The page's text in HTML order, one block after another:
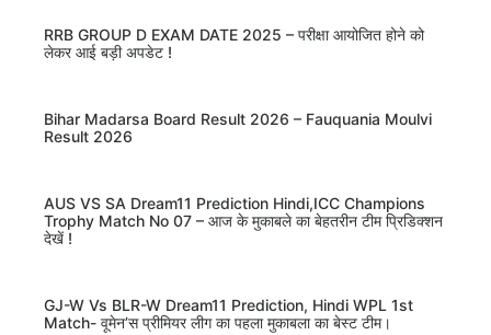
RRB GROUP D EXAM DATE 2025 – परीक्षा आयोजित होने को
लेकर आई बड़ी अपडेट !
Bihar Madarsa Board Result 2026 – Fauquania Moulvi
Result 2026
AUS VS SA Dream11 Prediction Hindi,ICC Champions
Trophy Match No 07 – आज के मुकाबले का बेहतरीन टीम प्रिडिक्शन
देखें !
GJ-W Vs BLR-W Dream11 Prediction, Hindi WPL 1st
Match- वूमेन’स प्रीमियर लीग का पहला मुकाबला का बेस्ट टीम।